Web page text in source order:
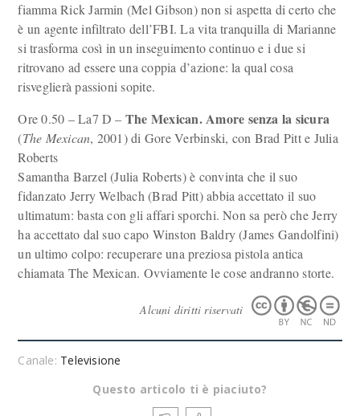
fiamma Rick Jarmin (Mel Gibson) non si aspetta di certo che
è un agente infiltrato dell’FBI. La vita tranquilla di Marianne
si trasforma così in un inseguimento continuo e i due si
ritrovano ad essere una coppia d’azione: la qual cosa
risveglierà passioni sopite.
Ore 0.50 – La7 D – The Mexican. Amore senza la sicura
(The Mexican, 2001) di Gore Verbinski, con Brad Pitt e Julia
Roberts
Samantha Barzel (Julia Roberts) è convinta che il suo
fidanzato Jerry Welbach (Brad Pitt) abbia accettato il suo
ultimatum: basta con gli affari sporchi. Non sa però che Jerry
ha accettato dal suo capo Winston Baldry (James Gandolfini)
un ultimo colpo: recuperare una preziosa pistola antica
chiamata The Mexican. Ovviamente le cose andranno storte.
Alcuni diritti riservati
Canale: Televisione
Questo articolo ti è piaciuto?